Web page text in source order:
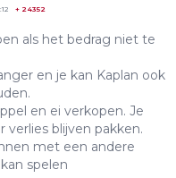
+ 24352
als het bedrag niet te
en je kan Kaplan ook
en ei verkopen. Je
verlies blijven pakken.
met een andere
spelen